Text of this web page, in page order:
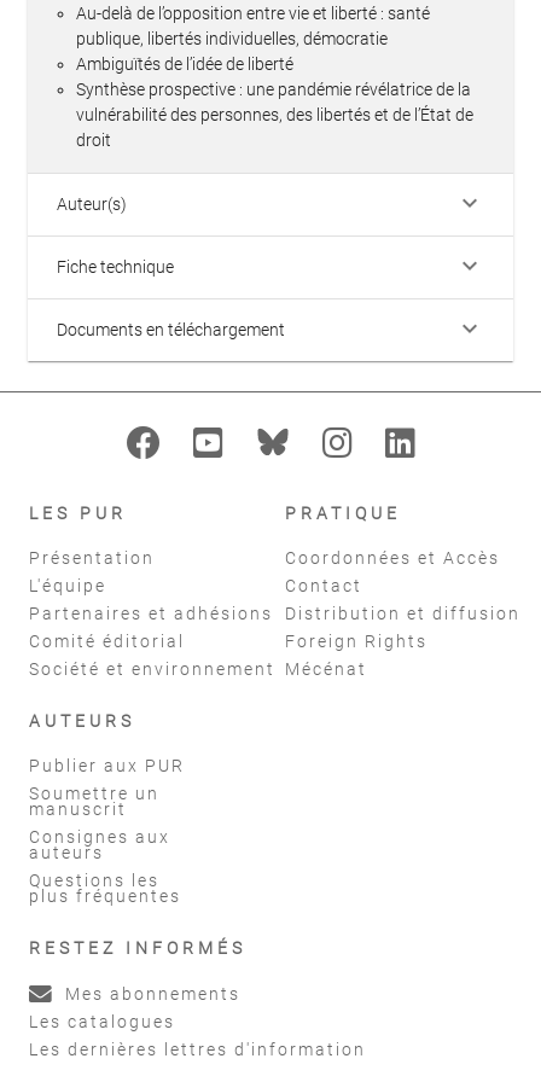
Au-delà de l’opposition entre vie et liberté : santé
publique, libertés individuelles, démocratie
Ambiguïtés de l’idée de liberté
Synthèse prospective : une pandémie révélatrice de la
vulnérabilité des personnes, des libertés et de l’État de
droit
Auteur(s) keyboard_arrow_down
Fiche technique keyboard_arrow_down
Documents en téléchargement keyboard_arrow_down
LES PUR
Présentation
L'équipe
Partenaires et adhésions
Comité éditorial
Société et environnement
PRATIQUE
Coordonnées et Accès
Contact
Distribution et diffusion
Foreign Rights
Mécénat
AUTEURS
Publier aux PUR
Soumettre un
manuscrit
Consignes aux
auteurs
Questions les
plus fréquentes
RESTEZ INFORMÉS
Mes abonnements
Les catalogues
Les dernières lettres d'information